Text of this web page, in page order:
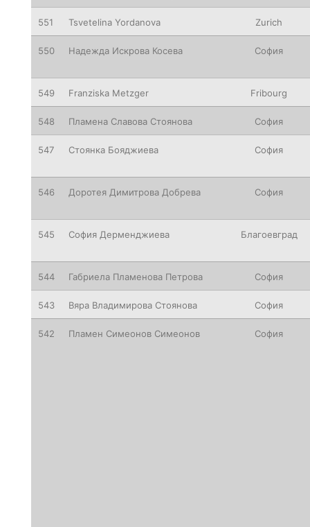
551 TsvetelinaYordanova Zurich
550 Надежда Искрова Косева София
549 FranziskaMetzger Fribourg
548 Пламена Славова Стоянова София
547 Стоянка Бояджиева София
546 Доротея Димитрова Добрева София
545 София Дерменджиева Благоевград
544 Габриела Пламенова Петрова София
543 Вяра Владимирова Стоянова София
542 Пламен Симеонов Симеонов София